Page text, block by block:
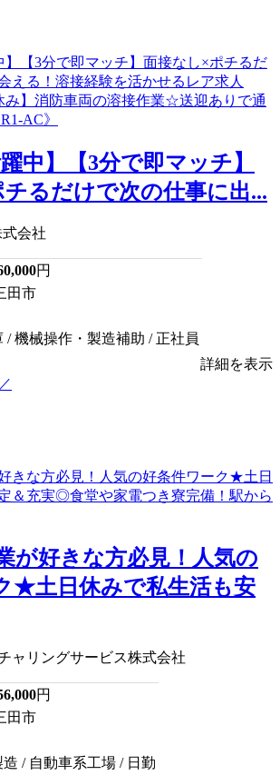
躍中】【3分で即マッチ】
るだけで次の仕事に出...
会社
円
田市
/ 機械操作・製造補助 / 正社員
詳細を表示
が好きな方必見！人気の
★土日休みで私生活も安
ャリングサービス株式会社
円
田市
/ 自動車系工場 / 日勤